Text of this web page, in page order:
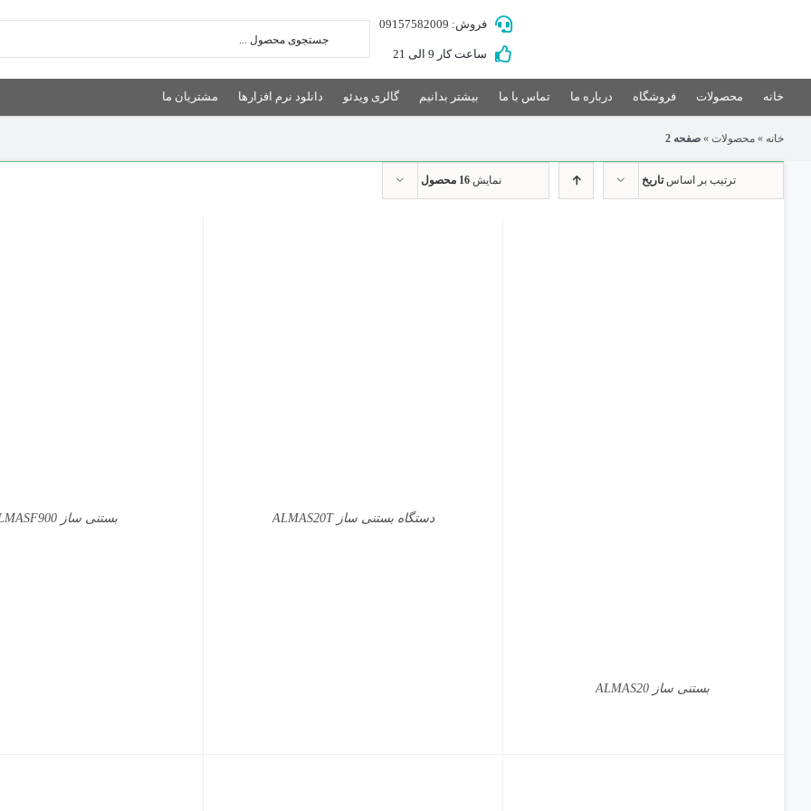
فروش: 09157582009
ساعت کار 9 الی 21
خانه محصولات فروشگاه درباره ما تماس با ما بیشتر بدانیم گالری ویدئو دانلود نرم افزارها مشتریان ما
خانه » محصولات » صفحه 2
ترتیب بر اساستاریخ نمایش 16 محصول
بستنی ساز ALMAS20
دستگاه بستنی ساز ALMAS20T بستنی ساز ALMASF900